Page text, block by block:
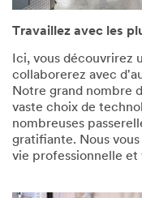
Travaillez avec les
Ici, vous découvrirez
collaborerez avec
Notre grand nombre
vaste choix de
nombreuses
gratifiante. Nous
vie professionnelle et